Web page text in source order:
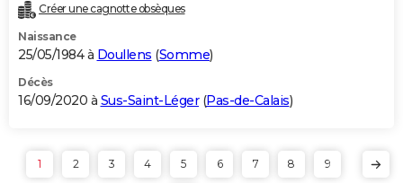
Créer une cagnotte obsèques
Naissance
25/05/1984 à Doullens (Somme)
Décès
16/09/2020 à Sus-Saint-Léger(Pas-de-Calais)
1 2 3 4 5 6 7 8 9